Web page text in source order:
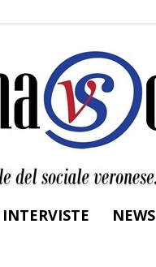
INTERVISTE NEWS